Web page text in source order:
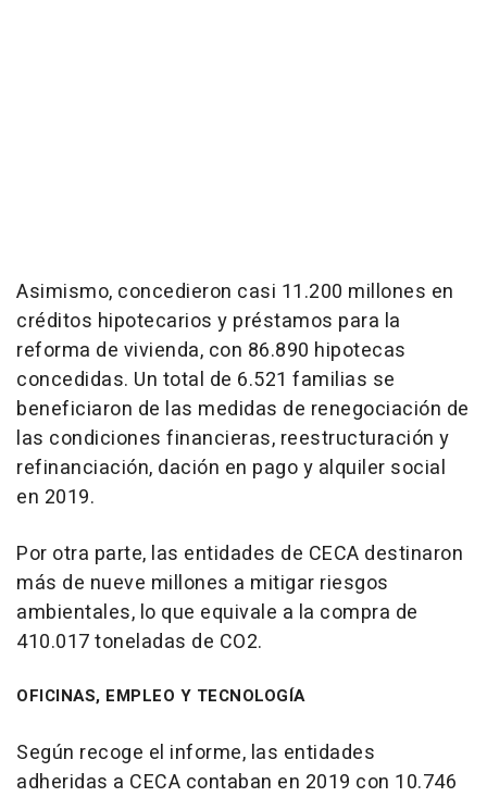
Asimismo, concedieron casi 11.200 millones en
créditos hipotecarios y préstamos para la
reforma de vivienda, con 86.890 hipotecas
concedidas. Un total de 6.521 familias se
beneficiaron de las medidas de renegociación de
las condiciones financieras, reestructuración y
refinanciación, dación en pago y alquiler social
en 2019.
Por otra parte, las entidades de CECA destinaron
más de nueve millones a mitigar riesgos
ambientales, lo que equivale a la compra de
410.017 toneladas de CO2.
OFICINAS, EMPLEO Y TECNOLOGÍA
Según recoge el informe, las entidades
adheridas a CECA contaban en 2019 con 10.746